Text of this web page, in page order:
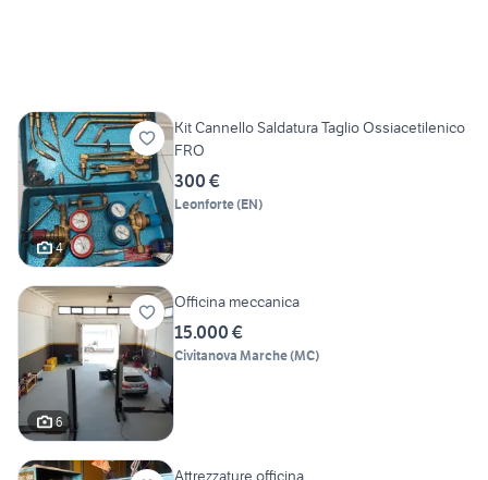
4
Kit Cannello Saldatura Taglio Ossiacetilenico
FRO
300 €
Leonforte(EN)
6
Officina meccanica
15.000 €
Civitanova Marche(MC)
Attrezzature officina